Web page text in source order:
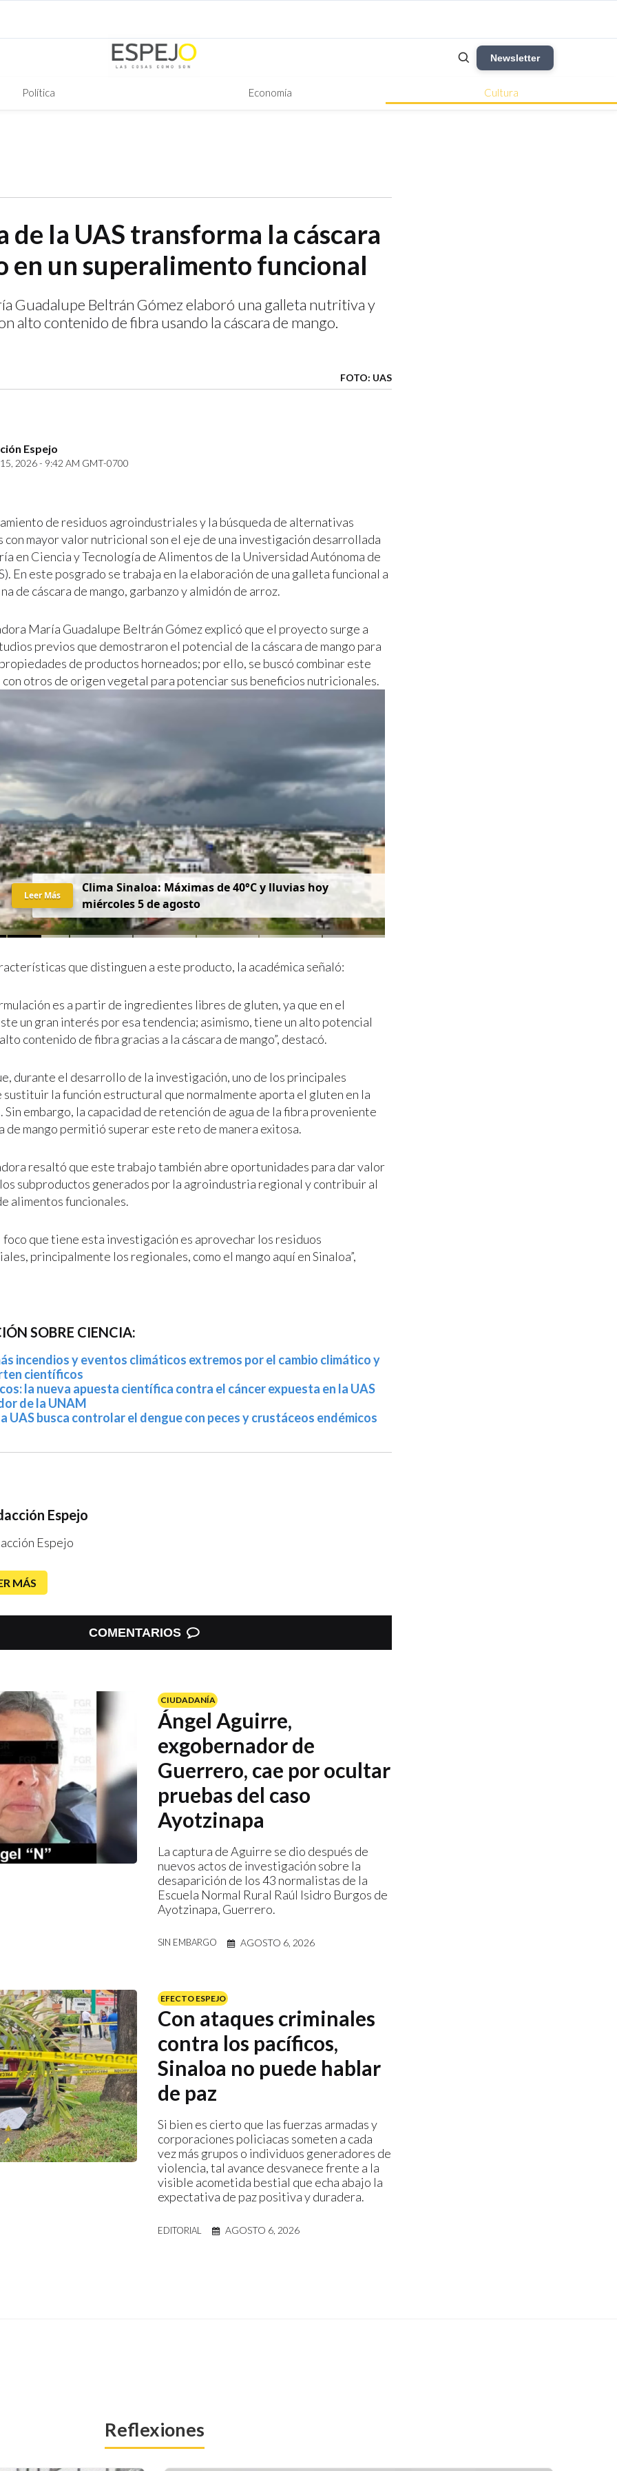
Newsletter
Política Economía Cultura
de la UAS transforma la cáscara
en un superalimento funcional
Guadalupe Beltrán Gómez elaboró una galleta nutritiva y
alto contenido de fibra usando la cáscara de mango.
FOTO: UAS
Espejo
2026 - 9:42 AM GMT-0700
de residuos agroindustriales y la búsqueda de alternativas
con mayor valor nutricional son el eje de una investigación desarrollada
en Ciencia y Tecnología de Alimentos de la Universidad Autónoma de
En este posgrado se trabaja en la elaboración de una galleta funcional a
de cáscara de mango, garbanzo y almidón de arroz.
María Guadalupe Beltrán Gómez explicó que el proyecto surge a
previos que demostraron el potencial de la cáscara de mango para
de productos horneados; por ello, se buscó combinar este
otros de origen vegetal para potenciar sus beneficios nutricionales.
Clima Sinaloa: Máximas de 40°C y lluvias hoy
miércoles 5 de agosto
Leer Más
que distinguen a este producto, la académica señaló:
es a partir de ingredientes libres de gluten, ya que en el
un gran interés por esa tendencia; asimismo, tiene un alto potencial
contenido de fibra gracias a la cáscara de mango”, destacó.
durante el desarrollo de la investigación, uno de los principales
sustituir la función estructural que normalmente aporta el gluten en la
Sin embargo, la capacidad de retención de agua de la fibra proveniente
de mango permitió superar este reto de manera exitosa.
resaltó que este trabajo también abre oportunidades para dar valor
subproductos generados por la agroindustria regional y contribuir al
alimentos funcionales.
foco que tiene esta investigación es aprovechar los residuos
principalmente los regionales, como el mango aquí en Sinaloa”,
SOBRE CIENCIA:
incendios y eventos climáticos extremos por el cambio climático y
científicos
la nueva apuesta científica contra el cáncer expuesta en la UAS
de la UNAM
UAS busca controlar el dengue con peces y crustáceos endémicos
Espejo
Espejo
MÁS
COMENTARIOS
CIUDADANÍA
Ángel Aguirre,
exgobernador de
Guerrero, cae por ocultar
pruebas del caso
Ayotzinapa
La captura de Aguirre se dio después de
nuevos actos de investigación sobre la
desaparición de los 43 normalistas de la
Escuela Normal Rural Raúl Isidro Burgos de
Ayotzinapa, Guerrero.
SIN EMBARGO AGOSTO 6, 2026
EFECTO ESPEJO
Con ataques criminales
contra los pacíficos,
Sinaloa no puede hablar
de paz
Si bien es cierto que las fuerzas armadas y
corporaciones policiacas someten a cada
vez más grupos o individuos generadores de
violencia, tal avance desvanece frente a la
visible acometida bestial que echa abajo la
expectativa de paz positiva y duradera.
EDITORIAL AGOSTO 6, 2026
Reflexiones